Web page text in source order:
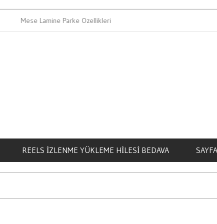
Mese Lamine Parke Ozellikleri
REELS İZLENME YÜKLEME HILESI BEDAVA